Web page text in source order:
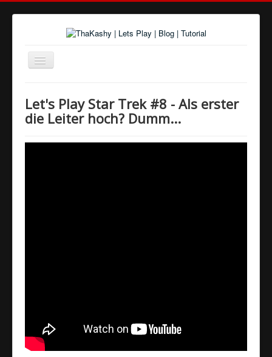
Navigation
an/aus
Über uns
Let's Play Star Trek #8 - Als erster
die Leiter hoch? Dumm...